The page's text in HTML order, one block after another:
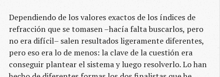
Dependiendo de los valores exactos de los índices de
refracción que se tomasen –hacía falta buscarlos, pero
no era difícil– salen resultados ligeramente diferentes,
pero eso era lo de menos: la clave de la cuestión era
conseguir plantear el sistema y luego resolverlo. Lo han